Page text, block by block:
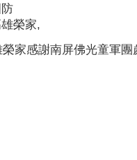
榮家,
榮家感謝南屏佛光童軍